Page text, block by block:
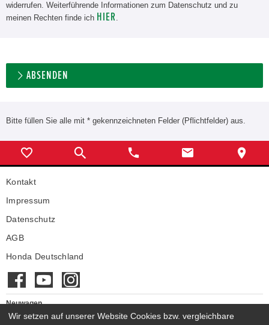
widerrufen. Weiterführende Informationen zum Datenschutz und zu
meinen Rechten finde ich HIER.
ABSENDEN
Bitte füllen Sie alle mit * gekennzeichneten Felder (Pflichtfelder) aus.
Kontakt
Impressum
Datenschutz
AGB
Honda Deutschland
Neuwagen
Honda Neuwagen
Wir setzen auf unserer Website Cookies bzw. vergleichbare